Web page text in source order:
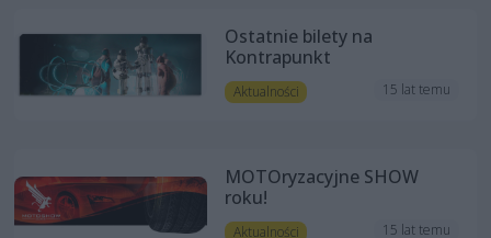
Ostatnie bilety na
Kontrapunkt
Aktualności 15 lat temu
MOTOryzacyjne SHOW
roku!
Aktualności 15 lat temu